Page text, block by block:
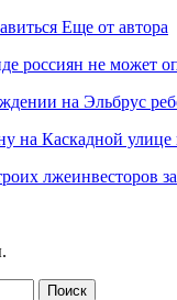
Еще от автора
россиян не может
на Эльбрус
на Каскадной улице
лжеинвесторов